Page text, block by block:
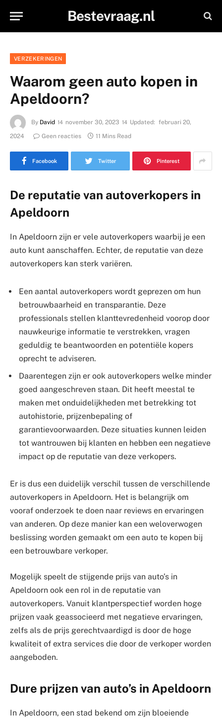
Bestevraag.nl
VERZEKERINGEN
Waarom geen auto kopen in
Apeldoorn?
By David november 30, 2023 Updated: februari 20,
2024
Geen reacties 11 Mins Read
Facebook Twitter Pinterest
De reputatie van autoverkopers in
Apeldoorn
In Apeldoorn zijn er vele autoverkopers waarbij je een
auto kunt aanschaffen. Echter, de reputatie van deze
autoverkopers kan sterk variëren.
Een aantal autoverkopers wordt geprezen om hun
betrouwbaarheid en transparantie. Deze
professionals stellen klanttevredenheid voorop door
nauwkeurige informatie te verstrekken, vragen
geduldig te beantwoorden en potentiële kopers
oprecht te adviseren.
Daarentegen zijn er ook autoverkopers welke minder
goed aangeschreven staan. Dit heeft meestal te
maken met onduidelijkheden met betrekking tot
autohistorie, prijzenbepaling of
garantievoorwaarden. Deze situaties kunnen leiden
tot wantrouwen bij klanten en hebben een negatieve
impact op de reputatie van deze verkopers.
Er is dus een duidelijk verschil tussen de verschillende
autoverkopers in Apeldoorn. Het is belangrijk om
vooraf onderzoek te doen naar reviews en ervaringen
van anderen. Op deze manier kan een weloverwogen
beslissing worden gemaakt om een auto te kopen bij
een betrouwbare verkoper.
Mogelijk speelt de stijgende prijs van auto’s in
Apeldoorn ook een rol in de reputatie van
autoverkopers. Vanuit klantperspectief worden hoge
prijzen vaak geassocieerd met negatieve ervaringen,
zelfs als de prijs gerechtvaardigd is door de hoge
kwaliteit of extra services die door de verkoper worden
aangeboden.
Dure prijzen van auto’s in Apeldoorn
In Apeldoorn, een stad bekend om zijn bloeiende